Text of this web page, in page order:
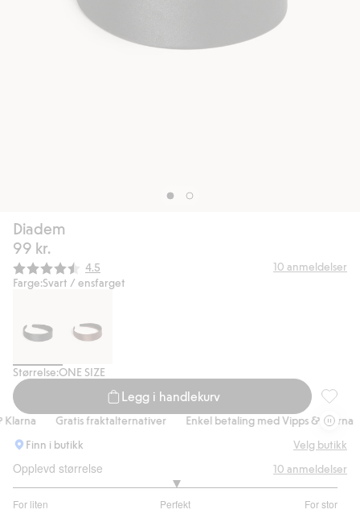
Diadem
99 kr.
Gjennomsnittskarakter:
4.5 10 anmeldelser
Farge:Svart / ensfarget
Størrelse:ONE SIZE
Legg i handlekurv
Gratis fraktalternativer
Enkel betaling med Vipps & Klarna
Finn i butikk
Velg butikk
Opplevd størrelse
For liten Perfekt For stor
av
10 anmeldelser